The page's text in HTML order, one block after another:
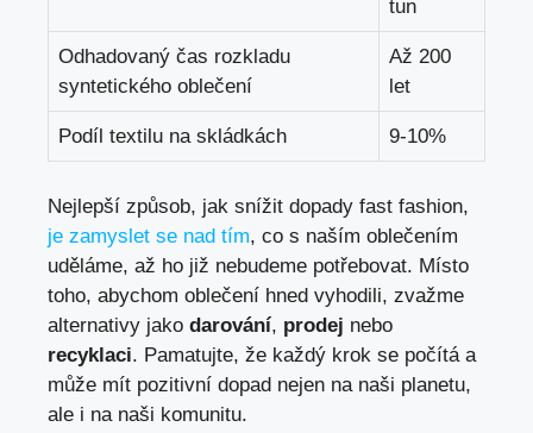
tun
Odhadovaný čas rozkladu
syntetického oblečení
Až 200
let
Podíl textilu na skládkách 9-10%
Nejlepší způsob, jak snížit dopady fast fashion,
je zamyslet se nad tím, co s naším oblečením
uděláme, až ho již nebudeme potřebovat. Místo
toho, abychom oblečení hned vyhodili, zvažme
alternativy jako darování, prodej nebo
recyklaci. Pamatujte, že každý krok se počítá a
může mít pozitivní dopad nejen na naši planetu,
ale i na naši komunitu.